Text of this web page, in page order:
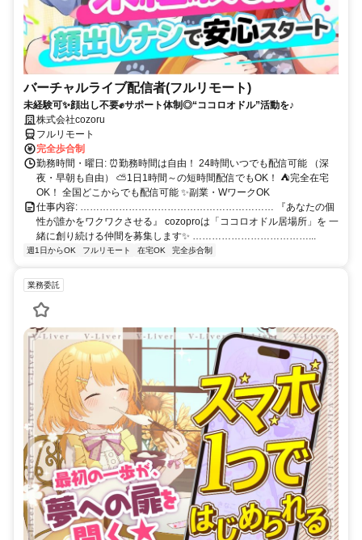
バーチャルライブ配信者(フルリモート)
未経験可✨顔出し不要✊サポート体制◎“ココロオドル”活動を♪
株式会社cozoru
フルリモート
完全歩合制
勤務時間・曜日: ⏰勤務時間は自由！ 24時間いつでも配信可能 （深
夜・早朝も自由） ⛅1日1時間～の短時間配信でもOK！ ⛺完全在宅
OK！ 全国どこからでも配信可能 ✨副業・WワークOK
仕事内容: …………………………………………………… 『あなたの個
性が誰かをワクワクさせる』 cozoproは「ココロオドル居場所」を 一
緒に創り続ける仲間を募集します✨ ………………………………...
週1日からOK フルリモート 在宅OK 完全歩合制
業務委託